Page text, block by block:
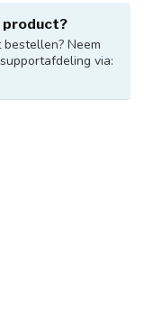
product?
Neem
via: